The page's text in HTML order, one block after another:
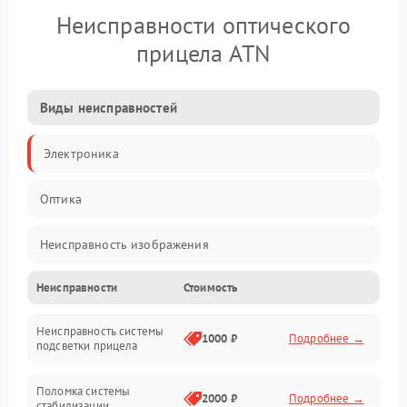
Неисправности оптического
прицела ATN
Виды неисправностей
Электроника
Оптика
Неисправность изображения
Механические повреждения
Неисправность фокусировки и оптики
Неисправности Стоимость
Неисправность системы
подсветки прицела
1000 ₽ Подробнее →
Поломка системы
2000 ₽ Подробнее →